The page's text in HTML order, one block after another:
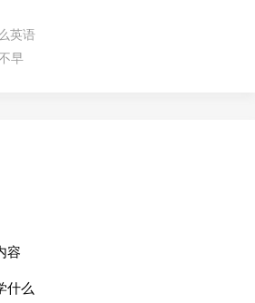
英语
早
容
什么